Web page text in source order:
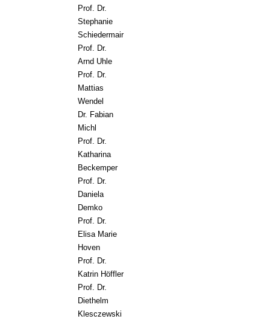
Prof. Dr.
Stephanie
Schiedermair
Prof. Dr.
Arnd Uhle
Prof. Dr.
Mattias
Wendel
Dr. Fabian
Michl
Prof. Dr.
Katharina
Beckemper
Prof. Dr.
Daniela
Demko
Prof. Dr.
Elisa Marie
Hoven
Prof. Dr.
Katrin Höffler
Prof. Dr.
Diethelm
Klesczewski